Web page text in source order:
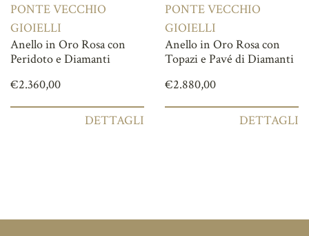
PONTE VECCHIO
GIOIELLI
Anello in Oro Rosa con
Peridoto e Diamanti
€2.360,00
DETTAGLI
PONTE VECCHIO
GIOIELLI
Anello in Oro Rosa con
Topazi e Pavé di Diamanti
€2.880,00
DETTAGLI